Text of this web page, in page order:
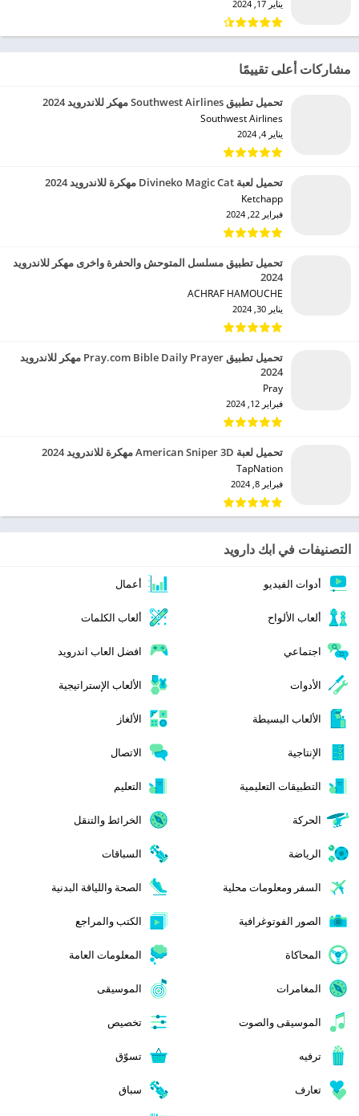
يناير 17, 2024
مشاركات أعلى تقييمًا
تحميل تطبيق Southwest Airlines مهكر للاندرويد 2024
Southwest Airlines‏
يناير 4, 2024
تحميل لعبة Divineko Magic Cat مهكرة للاندرويد 2024
Ketchapp‏
فبراير 22, 2024
تحميل تطبيق مسلسل المتوحش والحفرة واخرى مهكر للاندرويد
2024
ACHRAF HAMOUCHE‏
يناير 30, 2024
تحميل تطبيق Pray.com Bible Daily Prayer مهكر للاندرويد
2024
Pray‏
فبراير 12, 2024
تحميل لعبة American Sniper 3D مهكرة للاندرويد 2024
TapNation‏
فبراير 8, 2024
التصنيفات في ابك دارويد
أدوات الفيديو أعمال
ألعاب الألواح ألعاب الكلمات
اجتماعي افضل العاب اندرويد
الأدوات الألعاب الإستراتيجية
الألعاب البسيطة الألغاز
الإنتاجية الاتصال
التطبيقات التعليمية التعليم
الحركة الخرائط والتنقل
الرياضة السباقات
السفر ومعلومات محلية الصحة واللياقة البدنية
الصور الفوتوغرافية الكتب والمراجع
المحاكاة المعلومات العامة
المغامرات الموسيقى
الموسيقى والصوت تخصيص
ترفيه تسوّق
تعارف سباق